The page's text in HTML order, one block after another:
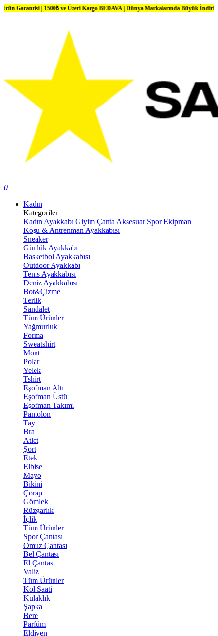
| 1500₺ ve Üzeri Kargo BEDAVA | Dünya Markalarında Büyük İndirimler
0
Kadın
Kategoriler
Kadın Ayakkabı Giyim Çanta Aksesuar Spor Ekipman
Koşu & Antrenman Ayakkabısı
Sneaker
Günlük Ayakkabı
Basketbol Ayakkabısı
Outdoor Ayakkabı
Tenis Ayakkabısı
Deniz Ayakkabısı
Bot&Çizme
Terlik
Sandalet
Tüm Ürünler
Yağmurluk
Forma
Sweatshirt
Mont
Polar
Yelek
Tshirt
Eşofman Altı
Eşofman Üstü
Eşofman Takımı
Pantolon
Tayt
Bra
Atlet
Şort
Etek
Elbise
Mayo
Bikini
Çorap
Gömlek
Rüzgarlık
İçlik
Tüm Ürünler
Spor Çantası
Omuz Çantası
Bel Çantası
El Çantası
Valiz
Tüm Ürünler
Kol Saati
Kulaklık
Şapka
Bere
Parfüm
Eldiven